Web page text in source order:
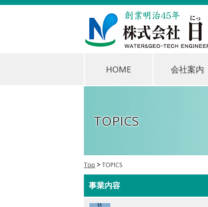
HOME 会社案内
TOPICS
Top TOPICS
事業内容